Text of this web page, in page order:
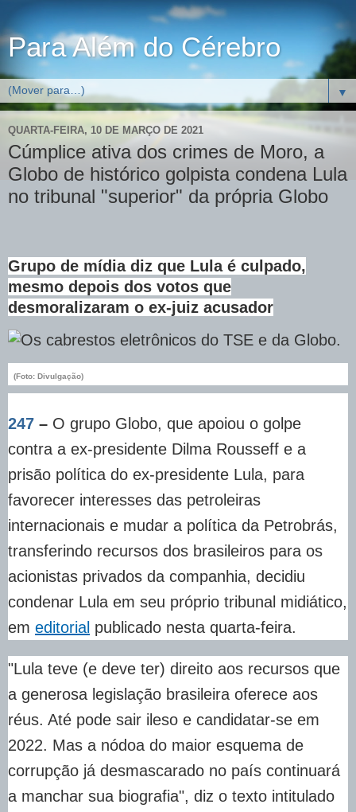
Para Além do Cérebro
▼
QUARTA-FEIRA, 10 DE MARÇO DE 2021
Cúmplice ativa dos crimes de Moro, a
Globo de histórico golpista condena Lula
no tribunal "superior" da própria Globo
Grupo de mídia diz que Lula é culpado,
mesmo depois dos votos que
desmoralizaram o ex-juiz acusador
(Foto: Divulgação)
247 – O grupo Globo, que apoiou o golpe
contra a ex-presidente Dilma Rousseff e a
prisão política do ex-presidente Lula, para
favorecer interesses das petroleiras
internacionais e mudar a política da Petrobrás,
transferindo recursos dos brasileiros para os
acionistas privados da companhia, decidiu
condenar Lula em seu próprio tribunal midiático,
em editorial publicado nesta quarta-feira.
"Lula teve (e deve ter) direito aos recursos que
a generosa legislação brasileira oferece aos
réus. Até pode sair ileso e candidatar-se em
2022. Mas a nódoa do maior esquema de
corrupção já desmascarado no país continuará
a manchar sua biografia", diz o texto intitulado